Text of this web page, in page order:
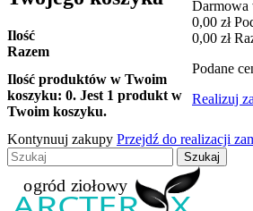
Darmowa
0,00 zł
0,00 zł
Podane
Realizuj
Ilość
Razem
Ilość produktów w Twoim
koszyku: 0. Jest 1 produkt w
Twoim koszyku.
Kontynuuj zakupy Przejdź do realizacji
Szukaj